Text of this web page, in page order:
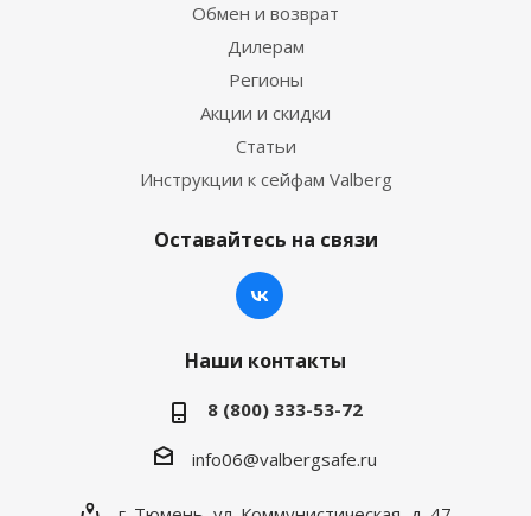
Обмен и возврат
Дилерам
Регионы
Акции и скидки
Статьи
Инструкции к сейфам Valberg
Оставайтесь на связи
Наши контакты
8 (800) 333-53-72
info06@valbergsafe.ru